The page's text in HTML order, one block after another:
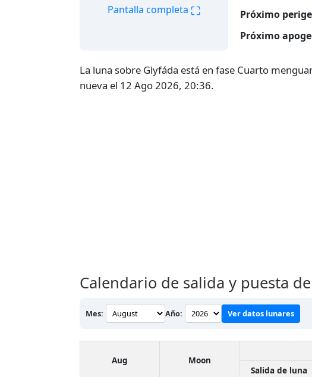
Pantalla completa ⛶
Próximo
Próximo
La luna sobre Glyfáda está en fase Cuarto
nueva el 12 Ago 2026, 20:36.
Calendario de salida y puesta
Mes: Año: Ver datos lunares
Aug Moon
Salida de luna